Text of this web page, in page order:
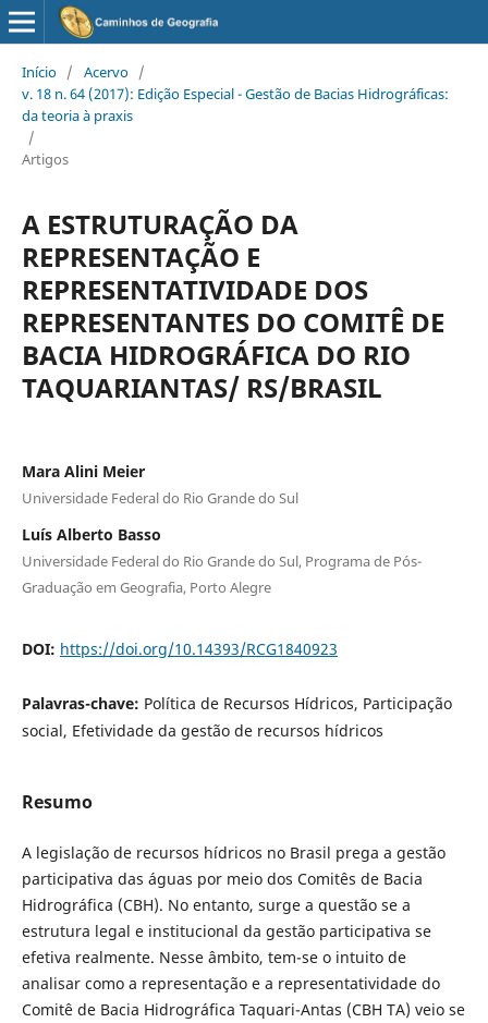
Início / Acervo /
v. 18 n. 64 (2017): Edição Especial - Gestão de Bacias Hidrográficas:
da teoria à praxis
/
Artigos
A ESTRUTURAÇÃO DA
REPRESENTAÇÃO E
REPRESENTATIVIDADE DOS
REPRESENTANTES DO COMITÊ DE
BACIA HIDROGRÁFICA DO RIO
TAQUARIANTAS/ RS/BRASIL
Mara Alini Meier
Universidade Federal do Rio Grande do Sul
Luís Alberto Basso
Universidade Federal do Rio Grande do Sul, Programa de Pós-
Graduação em Geografia, Porto Alegre
DOI: https://doi.org/10.14393/RCG1840923
Palavras-chave: Política de Recursos Hídricos, Participação
social, Efetividade da gestão de recursos hídricos
Resumo
A legislação de recursos hídricos no Brasil prega a gestão
participativa das águas por meio dos Comitês de Bacia
Hidrográfica (CBH). No entanto, surge a questão se a
estrutura legal e institucional da gestão participativa se
efetiva realmente. Nesse âmbito, tem-se o intuito de
analisar como a representação e a representatividade do
Comitê de Bacia Hidrográfica Taquari-Antas (CBH TA) veio se